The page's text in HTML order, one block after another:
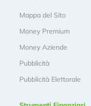
Mappa del Sito
Money Premium
Money Aziende
Pubblicità
Pubblicità Elettorale